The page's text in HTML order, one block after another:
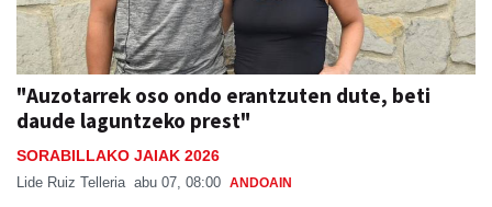
"Auzotarrek oso ondo erantzuten dute, beti
daude laguntzeko prest"
SORABILLAKO JAIAK 2026
Lide Ruiz Telleria abu 07, 08:00 ANDOAIN